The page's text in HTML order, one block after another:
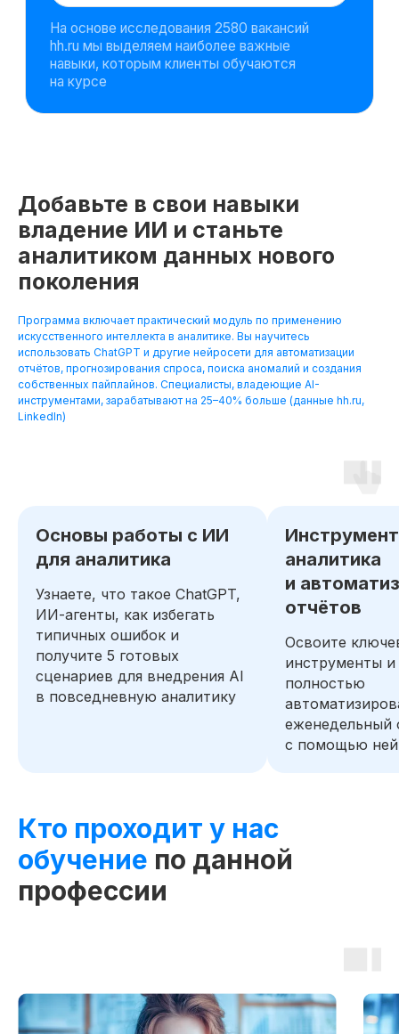
Добавьте в свои навыки
владение ИИ и станьте
аналитиком данных нового
поколения
Программа включает практический модуль по применению
искусственного интеллекта в аналитике. Вы научитесь
использовать ChatGPT и другие нейросети для автоматизации
отчётов, прогнозирования спроса, поиска аномалий и создания
собственных пайплайнов. Специалисты, владеющие AI-
инструментами, зарабатывают на 25–40% больше (данные hh.ru,
LinkedIn)
Основы работы с ИИ
для аналитика
Узнаете, что такое ChatGPT,
ИИ-агенты, как избегать
типичных ошибок и
получите 5 готовых
сценариев для внедрения AI
в повседневную аналитику
аналитика
и
отчётов
Освоите
инструменты и
полностью
еженедельный
с помощью
Кто проходит у нас
обучение по данной
профессии